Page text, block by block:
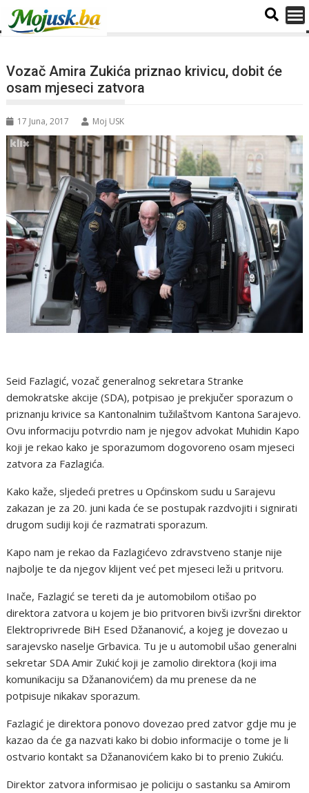
Vozač Amira Zukića priznao krivicu, dobit će
osam mjeseci zatvora
17 Juna, 2017 Moj USK
Seid Fazlagić, vozač generalnog sekretara Stranke
demokratske akcije (SDA), potpisao je prekjučer sporazum o
priznanju krivice sa Kantonalnim tužilaštvom Kantona Sarajevo.
Ovu informaciju potvrdio nam je njegov advokat Muhidin Kapo
koji je rekao kako je sporazumom dogovoreno osam mjeseci
zatvora za Fazlagića.
Kako kaže, sljedeći pretres u Općinskom sudu u Sarajevu
zakazan je za 20. juni kada će se postupak razdvojiti i signirati
drugom sudiji koji će razmatrati sporazum.
Kapo nam je rekao da Fazlagićevo zdravstveno stanje nije
najbolje te da njegov klijent već pet mjeseci leži u pritvoru.
Inače, Fazlagić se tereti da je automobilom otišao po
direktora zatvora u kojem je bio pritvoren bivši izvršni direktor
Elektroprivrede BiH Esed Džananović, a kojeg je dovezao u
sarajevsko naselje Grbavica. Tu je u automobil ušao generalni
sekretar SDA Amir Zukić koji je zamolio direktora (koji ima
komunikaciju sa Džananovićem) da mu prenese da ne
potpisuje nikakav sporazum.
Fazlagić je direktora ponovo dovezao pred zatvor gdje mu je
kazao da će ga nazvati kako bi dobio informacije o tome je li
ostvario kontakt sa Džananovićem kako bi to prenio Zukiću.
Direktor zatvora informisao je policiju o sastanku sa Amirom